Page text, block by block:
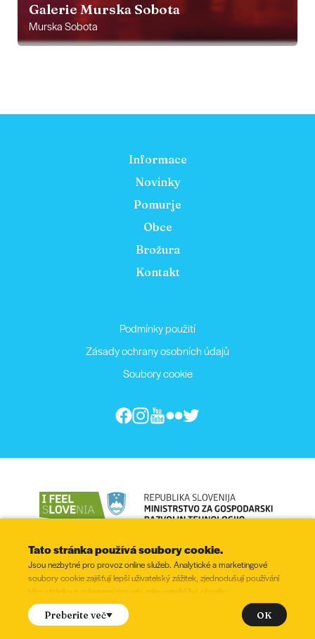
Galerie Murska Sobota
Murska Sobota
Informace
Novinky
Pomurje
Obce
Brožura
Kontakt
Podmínky použití
Zásady ochrany osobních údajů
Soubory cookie
© 2022 - 2026, Všechny práva vyhrazena
Tato stránka používá soubory cookie.
Jsou nezbytné pro provoz online služeb. Analytické a marketingové
soubory cookie zajišťují lepší uživatelský zážitek, zjednodušují používání
této stránky a zobrazení pro vás relevantnějšího obsahu.
uhlasíte s nastavením následujících souborů cookie?
Zaškrtněte
Preberite več OK